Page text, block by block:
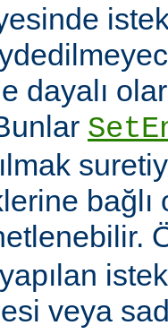
dayalı
veya